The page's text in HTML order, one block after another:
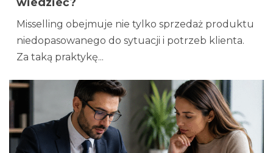
Misselling obejmuje nie tylko sprzedaż produktu
niedopasowanego do sytuacji i potrzeb klienta.
Za taką praktykę...